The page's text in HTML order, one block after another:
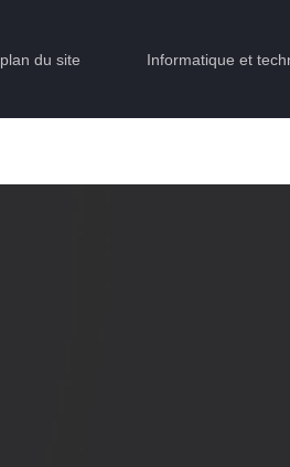
plan du site Informatique et